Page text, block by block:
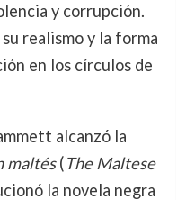
y corrupción.
realismo y la forma
en los círculos de
alcanzó la
maltés(The Maltese
la novela negra